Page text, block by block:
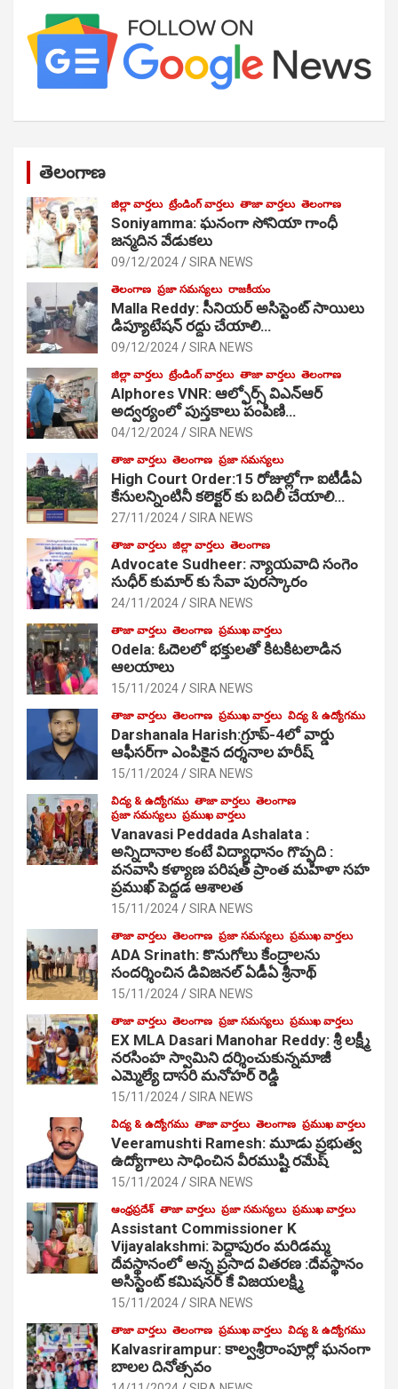
తెలంగాణ
జిల్లా వార్తలు ట్రేండింగ్ వార్తలు తాజా వార్తలు తెలంగాణ
Soniyamma: ఘ‌నంగా సోనియా గాంధీ
జ‌న్మ‌దిన వేడుక‌లు
09/12/2024 SIRA NEWS
తెలంగాణ ప్రజా సమస్యలు రాజకీయం
Malla Reddy: సీనియర్ అసిస్టెంట్ సాయిలు
డిప్యూటేషన్ రద్దు చేయాలి…
09/12/2024 SIRA NEWS
జిల్లా వార్తలు ట్రేండింగ్ వార్తలు తాజా వార్తలు తెలంగాణ
Alphores VNR: ఆల్ఫోర్స్ విఎన్ఆర్
అద్వర్యంలో పుస్తకాలు పంపిణి…
04/12/2024 SIRA NEWS
తాజా వార్తలు తెలంగాణ ప్రజా సమస్యలు
High Court Order:15 రోజుల్లోగా ఐటీడీఏ
కేసులన్నింటినీ కలెక్టర్ కు బదిలీ చేయాలి…
27/11/2024 SIRA NEWS
తాజా వార్తలు జిల్లా వార్తలు తెలంగాణ
Advocate Sudheer: న్యాయవాది సంగెం
సుధీర్ కుమార్ కు సేవా పురస్కారం
24/11/2024 SIRA NEWS
తాజా వార్తలు తెలంగాణ ప్రముఖ వార్తలు
Odela: ఓదెల‌లో భక్తులతో కిటకిటలాడిన
ఆల‌యాలు
15/11/2024 SIRA NEWS
తాజా వార్తలు తెలంగాణ ప్రముఖ వార్తలు విద్య & ఉద్యోగము
Darshanala Harish:గ్రూప్-4లో వార్డు
ఆఫీసర్‌గా ఎంపికైన దర్శనాల హరీష్
15/11/2024 SIRA NEWS
విద్య & ఉద్యోగము తాజా వార్తలు తెలంగాణ
ప్రజా సమస్యలు ప్రముఖ వార్తలు
Vanavasi Peddada Ashalata :
అన్నిదానాల కంటే విద్యాధానం గొప్పది :
వనవాసి కళ్యాణ పరిషత్ ప్రాంత మహిళా సహ
ప్రముఖ్ పెద్దడ ఆశాలత
15/11/2024 SIRA NEWS
తాజా వార్తలు తెలంగాణ ప్రజా సమస్యలు ప్రముఖ వార్తలు
ADA Srinath: కొనుగోలు కేంద్రాల‌ను
సంద‌ర్శించిన డివిజనల్ ఏడీఏ శ్రీనాథ్
15/11/2024 SIRA NEWS
తాజా వార్తలు తెలంగాణ ప్రజా సమస్యలు ప్రముఖ వార్తలు
EX MLA Dasari Manohar Reddy: శ్రీ లక్ష్మీ
నరసింహ స్వామిని దర్శించుకున్నమాజీ
ఎమ్మెల్యే దాసరి మనోహర్ రెడ్డి
15/11/2024 SIRA NEWS
విద్య & ఉద్యోగము తాజా వార్తలు తెలంగాణ ప్రముఖ వార్తలు
Veeramushti Ramesh: మూడు ప్రభుత్వ
ఉద్యోగాలు సాధించిన వీరముష్టి రమేష్
15/11/2024 SIRA NEWS
ఆంధ్రప్రదేశ్ తాజా వార్తలు ప్రజా సమస్యలు ప్రముఖ వార్తలు
Assistant Commissioner K
Vijayalakshmi: పెద్దాపురం మరిడమ్మ
దేవస్థానంలో అన్న ప్రసాద వితరణ :దేవస్థానం
అసిస్టెంట్ కమిషనర్ కే విజయలక్ష్మి
15/11/2024 SIRA NEWS
తాజా వార్తలు తెలంగాణ ప్రముఖ వార్తలు విద్య & ఉద్యోగము
Kalvasrirampur: కాల్వశ్రీరాంపూర్లో ఘనంగా
బాలల దినోత్సవం